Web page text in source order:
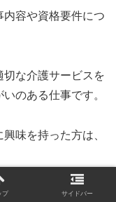
内容や資格要件につ
な介護サービスを
のある仕事です。
味を持った方は、
プ サイドバー